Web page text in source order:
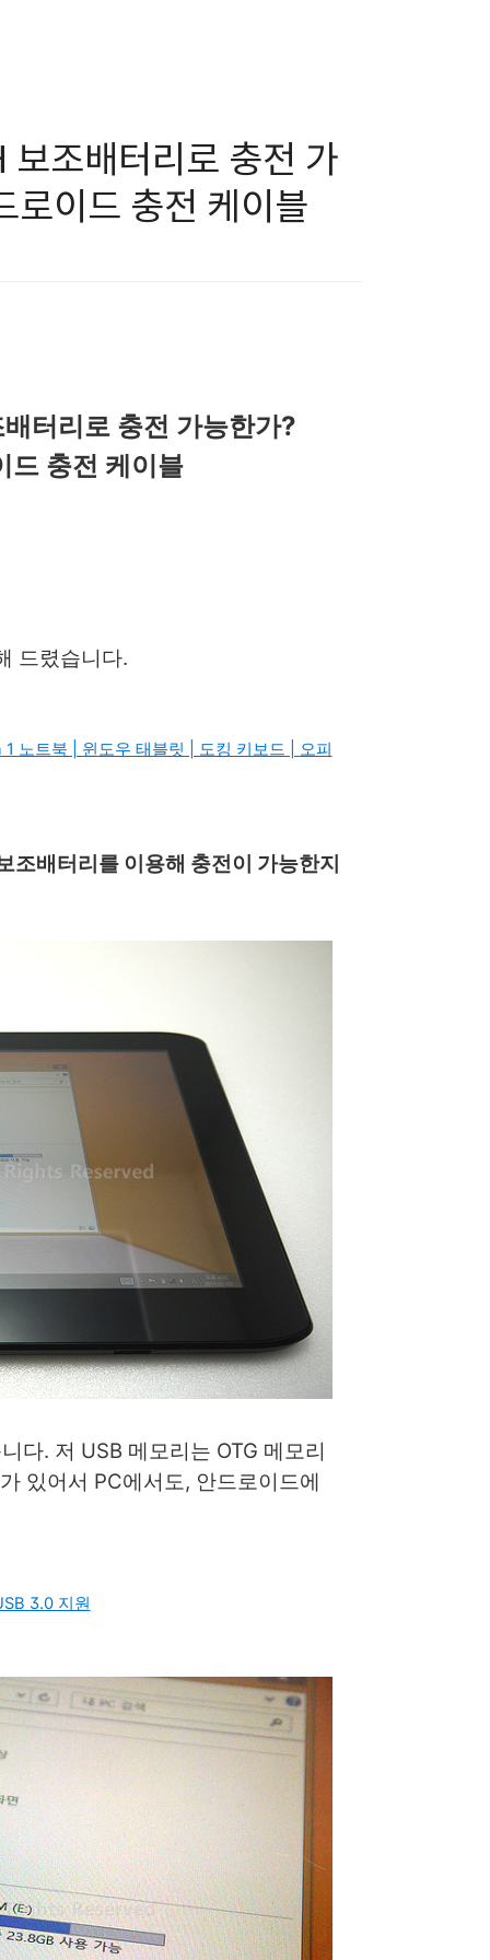
조배터리로 충전 가
이드 충전 케이블
터리로 충전 가능한가?
충전 케이블
드렸습니다.
노트북 | 윈도우 태블릿 | 도킹 키보드 | 오피
배터리를 이용해 충전이 가능한지
다. 저 USB 메모리는 OTG 메모리
있어서 PC에서도, 안드로이드에
3.0 지원